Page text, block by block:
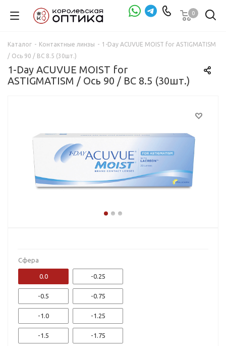
0
Проверка зрения
Каталог - Контактные линзы - 1-Day ACUVUE MOIST for ASTIGMATISM
/ Ось 90 / BC 8.5 (30шт.)
1-Day ACUVUE MOIST for
ASTIGMATISM / Ось 90 / BC 8.5 (30шт.)
Сфера
0.0 -0.25
-0.5 -0.75
-1.0 -1.25
-1.5 -1.75